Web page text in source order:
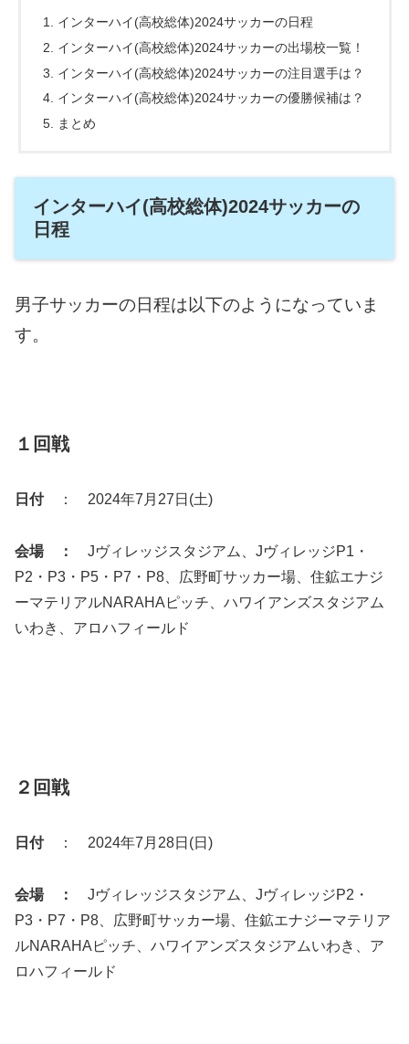
インターハイ(高校総体)2024サッカーの日程
インターハイ(高校総体)2024サッカーの出場校一覧！
インターハイ(高校総体)2024サッカーの注目選手は？
インターハイ(高校総体)2024サッカーの優勝候補は？
まとめ
インターハイ(高校総体)2024サッカーの
日程
男子サッカーの日程は以下のようになっていま
す。
１回戦
日付： 2024年7月27日(土)
会場 ：
Jヴィレッジスタジアム、JヴィレッジP1・
P2・P3・P5・P7・P8、広野町サッカー場、住鉱エナジ
ーマテリアルNARAHAピッチ、ハワイアンズスタジアム
いわき、アロハフィールド
２回戦
日付： 2024年7月28日(日)
会場 ：
Jヴィレッジスタジアム、JヴィレッジP2・
P3・P7・P8、広野町サッカー場、住鉱エナジーマテリア
ルNARAHAピッチ、ハワイアンズスタジアムいわき、ア
ロハフィールド